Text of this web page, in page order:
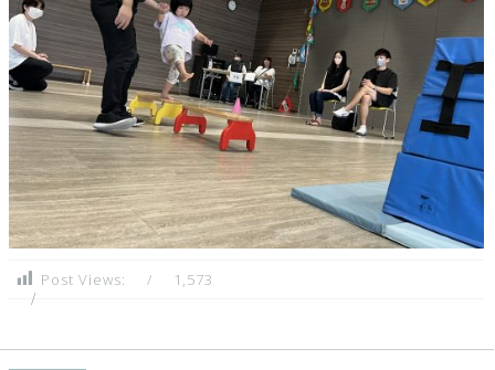
Post Views: 1,573